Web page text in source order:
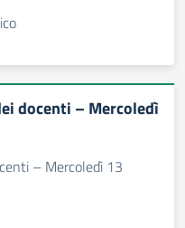
docenti – Mercoledì
– Mercoledì 13